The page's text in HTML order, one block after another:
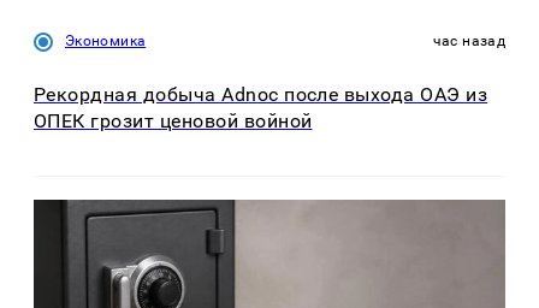
Экономика час назад
Рекордная добыча Adnoc после выхода ОАЭ из
ОПЕК грозит ценовой войной